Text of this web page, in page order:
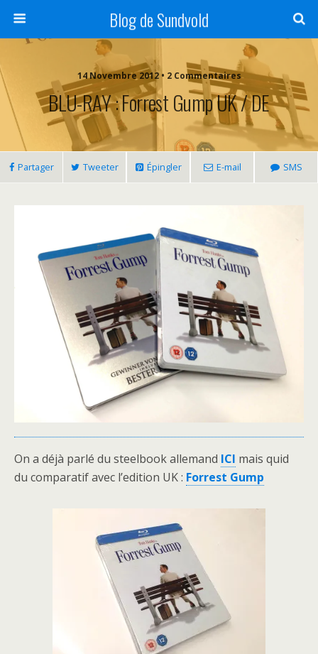
Blog de Sundvold
14 Novembre 2012 • 2 Commentaires
BLU-RAY : Forrest Gump UK / DE
Partager Tweeter Épingler E-mail SMS
On a déjà parlé du steelbook allemand ICI mais quid
du comparatif avec l’edition UK : Forrest Gump